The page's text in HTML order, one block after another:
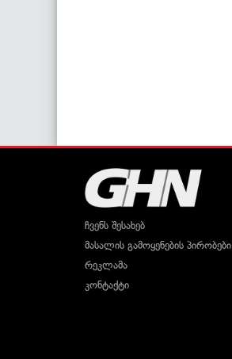
ჩვენს შესახებ
მასალის გამოყენების პირობები
რეკლამა
კონტაქტი